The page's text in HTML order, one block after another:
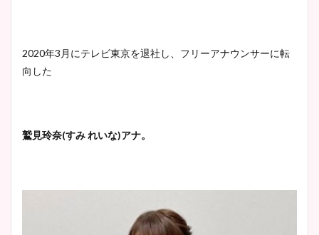
2020年3月にテレビ東京を退社し、フリーアナウンサーに転
向した
鷲見玲奈(すみ れいな)アナ。